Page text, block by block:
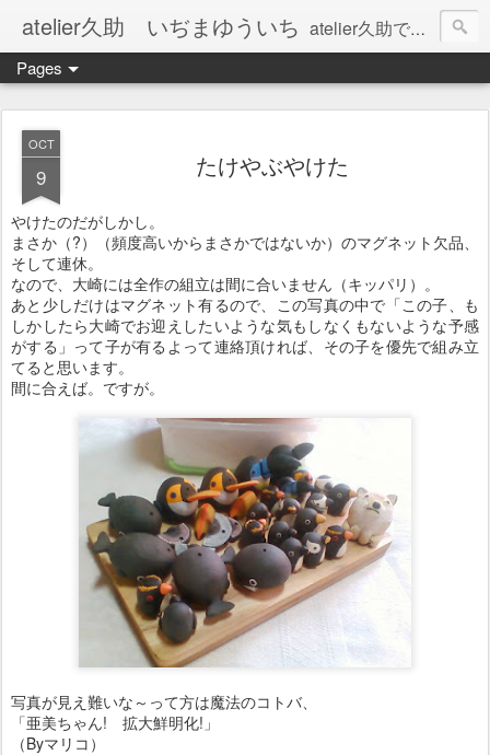
atelier久助 いぢまゆういち atelier久助では土と火から暖かなモノたちを生み出しています。 ご覧になられた方が和んで頂ければ幸いです。
Pages
OCT
9 たけやぶやけた
やけたのだがしかし。
まさか（?）（頻度高いからまさかではないか）のマグネット欠品、
そして連休。
なので、大崎には全作の組立は間に合いません（キッパリ）。
あと少しだけはマグネット有るので、この写真の中で「この子、も
しかしたら大崎でお迎えしたいような気もしなくもないような予感
がする」って子が有るよって連絡頂ければ、その子を優先で組み立
てると思います。
間に合えば。ですが。
写真が見え難いな～って方は魔法のコトバ、
「亜美ちゃん! 拡大鮮明化!」
（Byマリコ）